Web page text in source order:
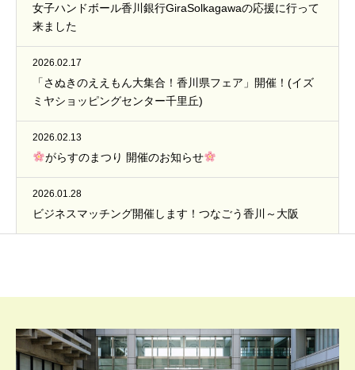
女子ハンドボール香川銀行GiraSolkagawaの応援に行って
来ました
2026.02.17
「さぬきのええもん大集合！香川県フェア」開催！(イズ
ミヤショッピングセンター千里丘)
2026.02.13
がらすのまつり 開催のお知らせ
2026.01.28
ビジネスマッチング開催します！つなごう香川～大阪